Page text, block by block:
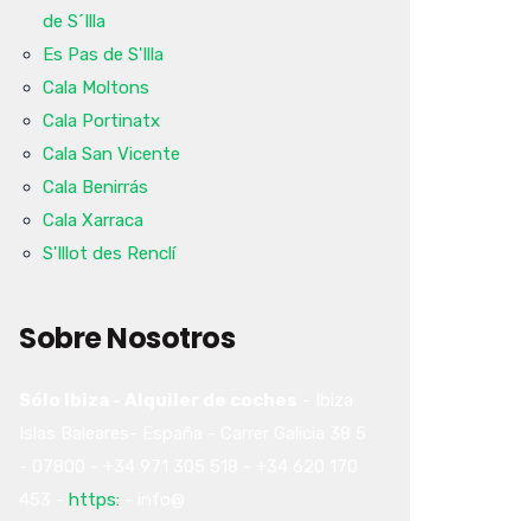
de S´Illa
Es Pas de S'Illa
Cala Moltons
Cala Portinatx
Cala San Vicente
Cala Benirrás
Cala Xarraca
S'Illot des Renclí
Sobre Nosotros
https: